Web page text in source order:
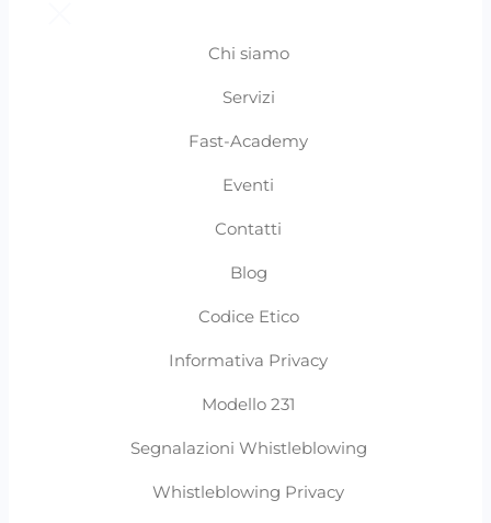
Chi siamo
Servizi
Fast-Academy
Eventi
Contatti
Blog
Codice Etico
Informativa Privacy
Modello 231
Segnalazioni Whistleblowing
Whistleblowing Privacy